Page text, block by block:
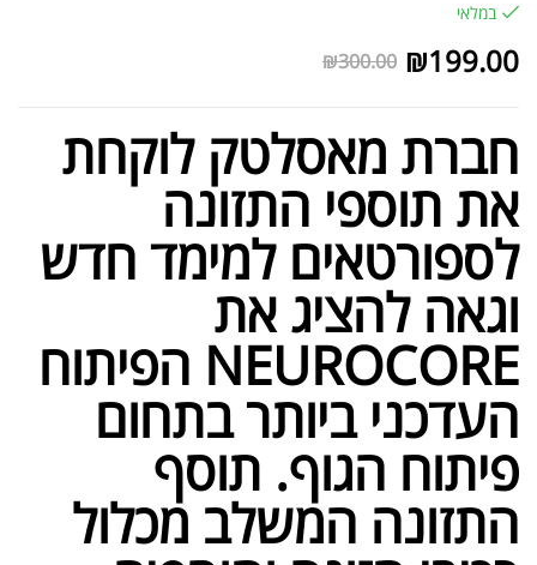
במלאי
₪300.00 ₪199.00
חברת מאסלטק לוקחת
את תוספי התזונה
לספורטאים למימד חדש
וגאה להציג את
NEUROCORE הפיתוח
העדכני ביותר בתחום
פיתוח הגוף. תוסף
התזונה המשלב מכלול